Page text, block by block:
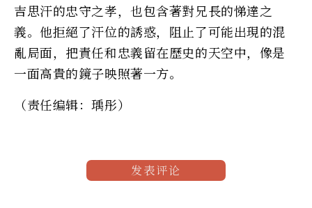
吉思汗的忠守之孝，也包含著對兄長的悌達之
義。他拒絕了汗位的誘惑，阻止了可能出現的混
亂局面，把責任和忠義留在歷史的天空中，像是
一面高貴的鏡子映照著一方。
（责任编辑：瑀彤）
发表评论